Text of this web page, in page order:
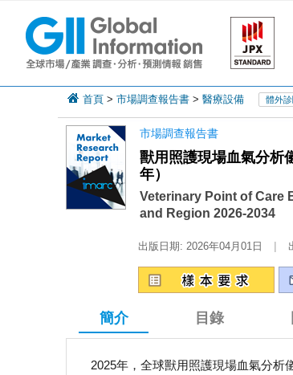
首頁 > 市場調查報告書 > 醫療設備 體外
市場調查報告書
獸用照護現場血氣分析
年）
Veterinary Point of Care
and Region 2026-2034
出版日期: 2026年04月01日 |
簡介 目錄
2025年，全球獸用照護現場血氣分析